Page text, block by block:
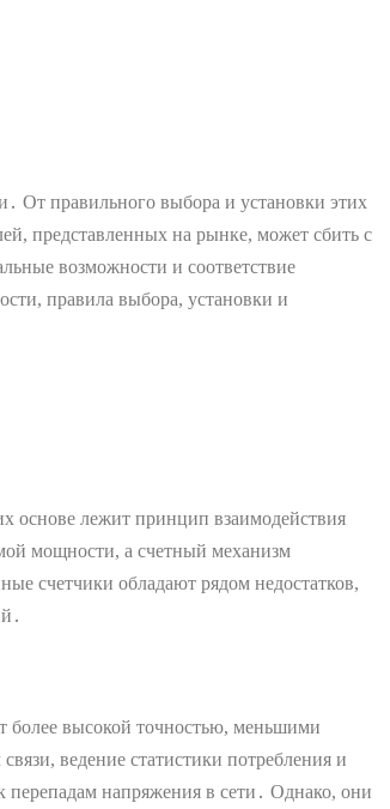
От правильного выбора и установки этих
представленных на рынке, может сбить с
возможности и соответствие
правила выбора, установки и
основе лежит принцип взаимодействия
мощности, а счетный механизм
счетчики обладают рядом недостатков,
более высокой точностью, меньшими
ведение статистики потребления и
напряжения в сети․ Однако, они